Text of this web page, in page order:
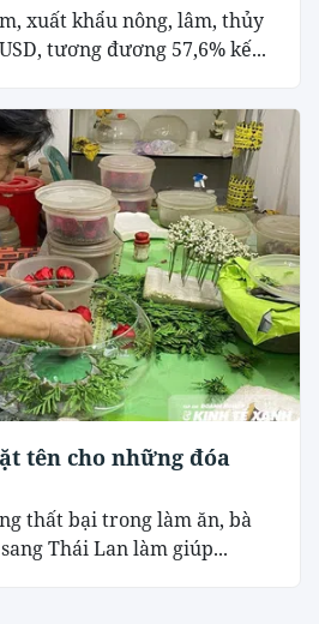
xuất khẩu nông, lâm, thủy
tương đương 57,6% kế...
tên cho những đóa
thất bại trong làm ăn, bà
Thái Lan làm giúp...